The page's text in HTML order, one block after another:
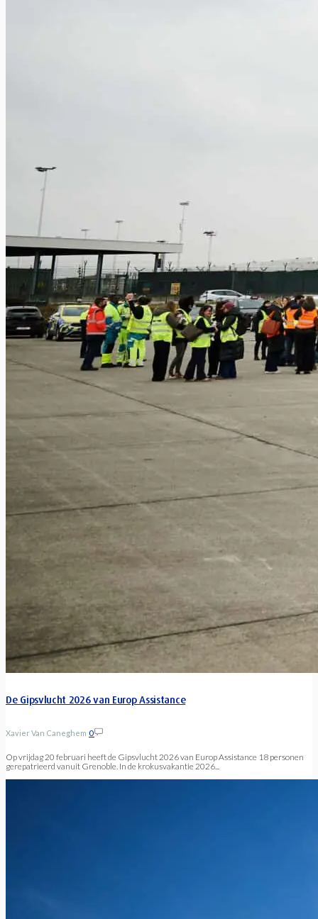
De Gipsvlucht 2026 van Europ Assistance
Xavier Van Caneghem 0
Op vrijdag 20 februari heeft de Gipsvlucht 2026 van Europ Assistance 18 personen
gerepatrieerd vanuit Grenoble. In de krokusvakantie 2026...